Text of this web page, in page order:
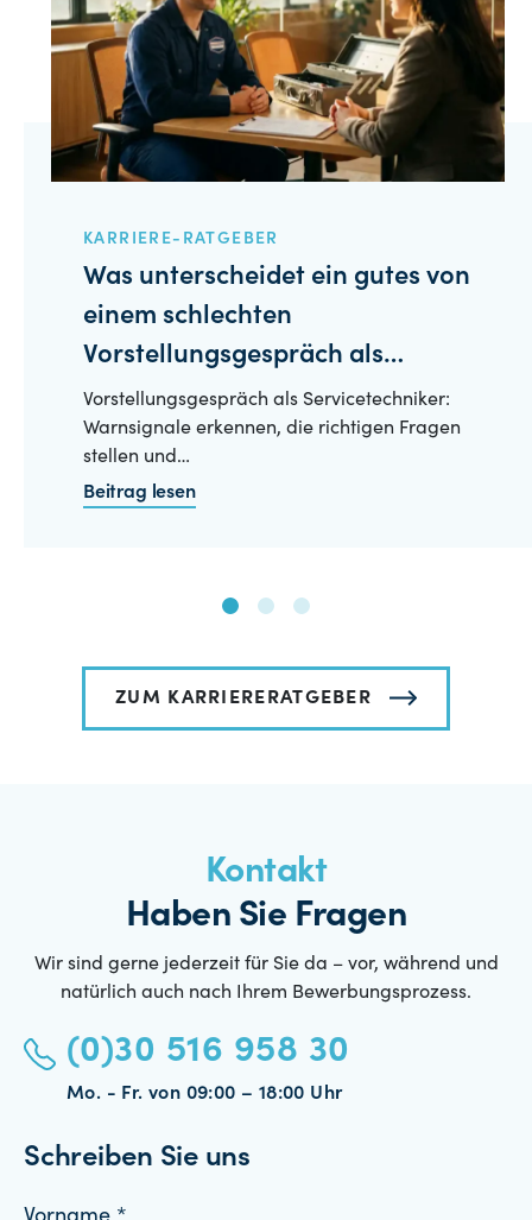
KARRIERE-RATGEBER
Was unterscheidet ein gutes von
einem schlechten
Vorstellungsgespräch als
Servicetechniker?
Vorstellungsgespräch als Servicetechniker:
Warnsignale erkennen, die richtigen Fragen
stellen und…
Beitrag lesen
ZUM KARRIERERATGEBER
Kontakt
Haben Sie Fragen
Wir sind gerne jederzeit für Sie da – vor, während und
natürlich auch nach Ihrem Bewerbungsprozess.
(0)30 516 958 30
Mo. - Fr. von 09:00 – 18:00 Uhr
Schreiben Sie uns